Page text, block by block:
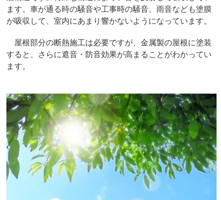
ます。車が通る時の騒音や工事時の騒音、雨音なども塗膜
が吸収して、室内にあまり響かないようになっています。
屋根部分の断熱施工は必要ですが、金属製の屋根に塗装
すると、さらに遮音・防音効果が高まることがわかってい
ます。